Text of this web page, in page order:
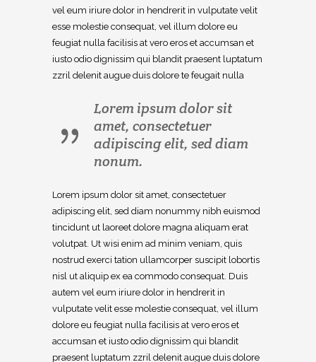
vel eum iriure dolor in hendrerit in vulputate velit
esse molestie consequat, vel illum dolore eu
feugiat nulla facilisis at vero eros et accumsan et
iusto odio dignissim qui blandit praesent luptatum
zzril delenit augue duis dolore te feugait nulla
Lorem ipsum dolor sit
amet, consectetuer
adipiscing elit, sed diam
nonum.
Lorem ipsum dolor sit amet, consectetuer
adipiscing elit, sed diam nonummy nibh euismod
tincidunt ut laoreet dolore magna aliquam erat
volutpat. Ut wisi enim ad minim veniam, quis
nostrud exerci tation ullamcorper suscipit lobortis
nisl ut aliquip ex ea commodo consequat. Duis
autem vel eum iriure dolor in hendrerit in
vulputate velit esse molestie consequat, vel illum
dolore eu feugiat nulla facilisis at vero eros et
accumsan et iusto odio dignissim qui blandit
praesent luptatum zzril delenit augue duis dolore